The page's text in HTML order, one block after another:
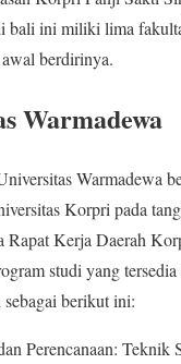
bali ini miliki lima
berdirinya.
Warmadewa
Warmadewa
Korpri pada
Rapat Kerja Daerah
studi yang
berikut ini:
Perencanaan: Teknik